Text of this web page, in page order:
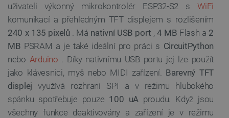
uživateli výkonný mikrokontrolér ESP32-S2 sWiFi
komunikací a přehledným TFT displejem s rozlišením
240 x 135 pixelů Má nativní USB port , 4 MB Flash a 2
MB PSRAM a je také ideální pro práci s CircuitPython
nebo Arduino . Díky nativnímu USB portu jej lze použít
jako klávesnici, myš nebo MIDI zařízení. Barevný TFT
displej využívá rozhraní SPI a v režimu hlubokého
spánku spotřebuje pouze 100 uA proudu. Když jsou
všechny funkce deaktivovány a zařízení je v režimu